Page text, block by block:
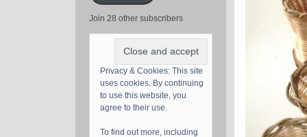
Join 28 other subscribers
Privacy & Cookies: This site
uses cookies. By continuing
to use this website, you
agree to their use.
To find out more, including